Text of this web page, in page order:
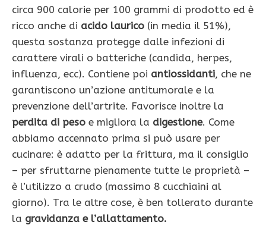
circa 900 calorie per 100 grammi di prodotto ed è
ricco anche di acido laurico (in media il 51%),
questa sostanza protegge dalle infezioni di
carattere virali o batteriche (candida, herpes,
influenza, ecc). Contiene poi antiossidanti, che ne
garantiscono un’azione antitumorale e la
prevenzione dell’artrite. Favorisce inoltre la
perdita di peso e migliora la digestione. Come
abbiamo accennato prima si può usare per
cucinare: è adatto per la frittura, ma il consiglio
– per sfruttarne pienamente tutte le proprietà –
è l’utilizzo a crudo (massimo 8 cucchiaini al
giorno). Tra le altre cose, è ben tollerato durante
la gravidanza e l’allattamento.